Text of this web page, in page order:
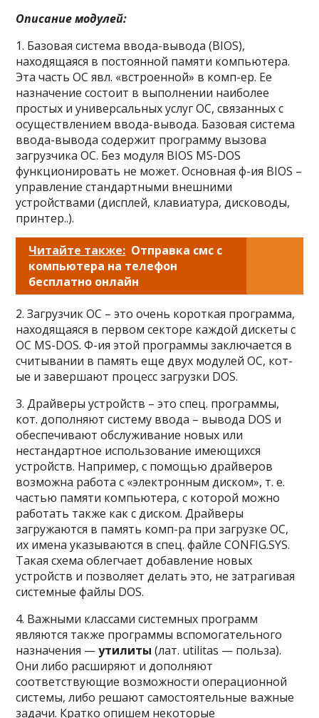
Описание модулей:
1. Базовая система ввода-вывода (BIOS),
находящаяся в постоянной памяти компьютера.
Эта часть ОС явл. «встроенной» в комп-ер. Ее
назначение состоит в выполнении наиболее
простых и универсальных услуг ОС, связанных с
осуществлением ввода-вывода. Базовая система
ввода-вывода содержит программу вызова
загрузчика ОС. Без модуля BIOS MS-DOS
функционировать не может. Основная ф-ия BIOS –
управление стандартными внешними
устройствами (дисплей, клавиатура, дисководы,
принтер..).
Читайте также: Отправка смс с
компьютера на телефон
бесплатно онлайн
2. Загрузчик ОС – это очень короткая программа,
находящаяся в первом секторе каждой дискеты с
ОС MS-DOS. Ф-ия этой программы заключается в
считывании в память еще двух модулей ОС, кот-
ые и завершают процесс загрузки DOS.
3. Драйверы устройств – это спец. программы,
кот. дополняют систему ввода – вывода DOS и
обеспечивают обслуживание новых или
нестандартное использование имеющихся
устройств. Например, с помощью драйверов
возможна работа с «электронным диском», т. е.
частью памяти компьютера, с которой можно
работать также как с диском. Драйверы
загружаются в память комп-ра при загрузке ОС,
их имена указываются в спец. файле CONFIG.SYS.
Такая схема облегчает добавление новых
устройств и позволяет делать это, не затрагивая
системные файлы DOS.
4. Важными классами системных программ
являются также программы вспомогательного
назначения —утилиты (лат. utilitas — польза).
Они либо расширяют и дополняют
соответствующие возможности операционной
системы, либо решают самостоятельные важные
задачи. Кратко опишем некоторые